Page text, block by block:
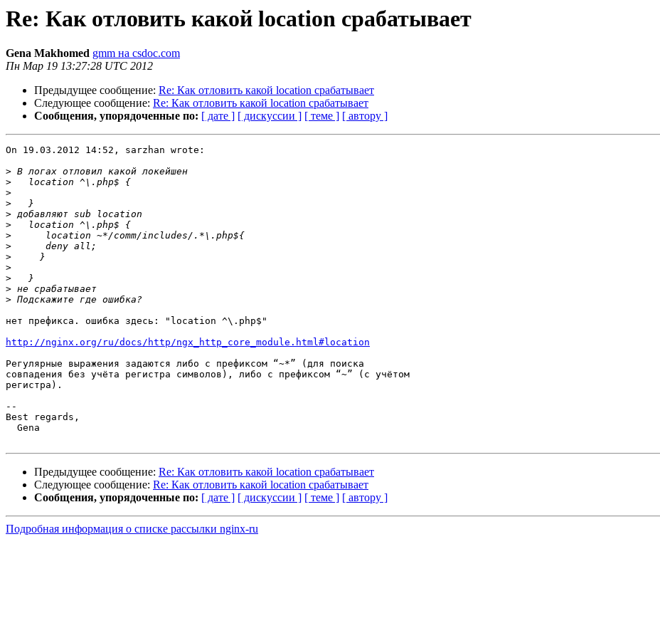
Re: Как отловить какой location срабатывает
Gena Makhomed gmm на csdoc.com
Пн Мар 19 13:27:28 UTC 2012
Предыдущее сообщение: Re: Как отловить какой location срабатывает
Следующее сообщение: Re: Как отловить какой location срабатывает
Сообщения, упорядоченные по: [ дате ] [ дискуссии ] [ теме ] [ автору ]
On 19.03.2012 14:52, sarzhan wrote:
>
>
>
>
>
>
>
>
>
>
>
>
>
нет префикса. ошибка здесь: "location ^\.php$"
http://nginx.org/ru/docs/http/ngx_http_core_module.html#location
Регулярные выражения задаются либо с префиксом “~*” (для поиска
совпадения без учёта регистра символов), либо с префиксом “~” (с учётом
регистра).
--
Best regards,
Предыдущее сообщение: Re: Как отловить какой location срабатывает
Следующее сообщение: Re: Как отловить какой location срабатывает
Сообщения, упорядоченные по: [ дате ] [ дискуссии ] [ теме ] [ автору ]
Подробная информация о списке рассылки nginx-ru